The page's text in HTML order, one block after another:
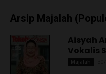
Arsip Majalah
Aisyah
Vokalis
Majalah